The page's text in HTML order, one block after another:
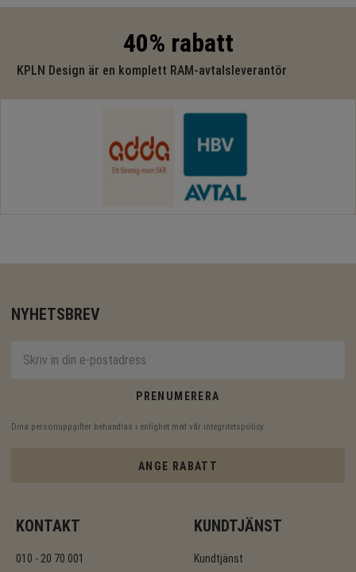
40% rabatt
KPLN Design är en komplett RAM-avtalsleverantör
NYHETSBREV
PRENUMERERA
Dina personuppgifter behandlas i enlighet med vår integritetspolicy
ANGE RABATT
KONTAKT
010 - 20 70 001
KUNDTJÄNST
Kundtjänst